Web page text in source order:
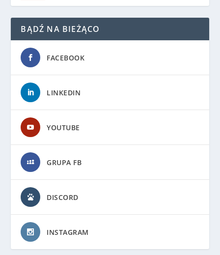
BĄDŹ NA BIEŻĄCO
FACEBOOK
LINKEDIN
YOUTUBE
GRUPA FB
DISCORD
INSTAGRAM